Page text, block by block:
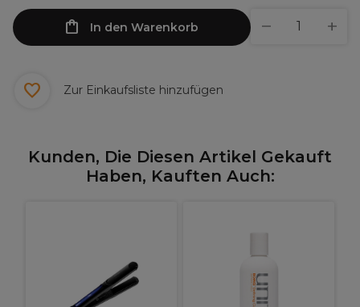
In den Warenkorb
Zur Einkaufsliste hinzufügen
Kunden, Die Diesen Artikel Gekauft
Haben, Kauften Auch: